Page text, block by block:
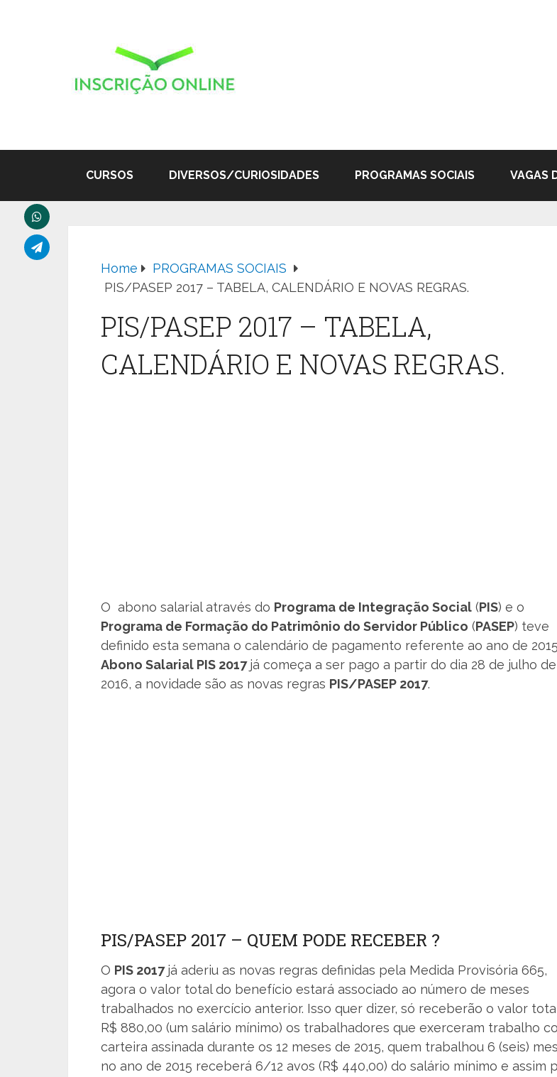
CURSOS DIVERSOS/CURIOSIDADES PROGRAMAS SOCIAIS VAGAS
Home
PROGRAMAS SOCIAIS
PIS/PASEP 2017 – TABELA, CALENDÁRIO E NOVAS REGRAS.
PIS/PASEP 2017 – TABELA,
CALENDÁRIO E NOVAS REGRAS.
O abono salarial através do Programa de Integração Social (PIS) e o
Programa de Formação do Patrimônio do Servidor Público (PASEP) teve
definido esta semana o calendário de pagamento referente ao ano de
Abono Salarial PIS 2017já começa a ser pago a partir do dia 28 de julho de
2016, a novidade são as novas regras PIS/PASEP 2017.
PIS/PASEP 2017 – QUEM PODE RECEBER ?
O PIS 2017já aderiu as novas regras definidas pela Medida Provisória 665,
agora o valor total do benefício estará associado ao número de meses
trabalhados no exercício anterior. Isso quer dizer, só receberão o valor
R$ 880,00 (um salário mínimo) os trabalhadores que exerceram trabalho
carteira assinada durante os 12 meses de 2015, quem trabalhou 6 (seis)
no ano de 2015 receberá 6/12 avos (R$ 440,00) do salário mínimo e assim